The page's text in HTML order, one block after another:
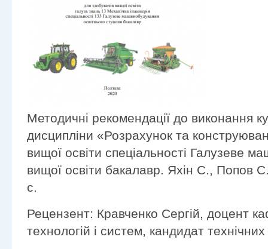
Методичні рекомендації до виконання
дисципліни «Розрахунок та
вищої освіти спеціальності Галузеве
вищої освіти бакалавр. Яхін С.,
с.
Рецензент: Кравченко Сергій, доцент
технологій і систем, кандидат